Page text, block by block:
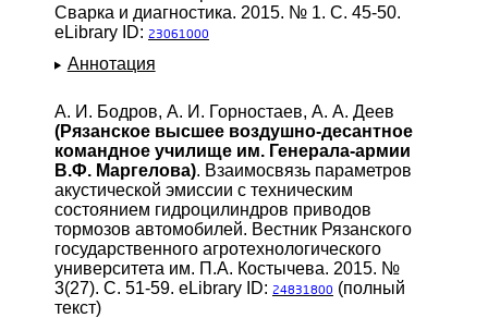
Сварка и диагностика. 2015. № 1. С. 45-50.
eLibrary ID: 23061000
Аннотация
А. И. Бодров, А. И. Горностаев, А. А. Деев
(Рязанское высшее воздушно-десантное
командное училище им. Генерала-армии
В.Ф. Maргeловa). Взаимосвязь параметров
акустической эмиссии с техническим
состоянием гидроцилиндров приводов
тормозов автомобилей. Вестник Рязанского
государственного агротехнологического
университета им. П.А. Костычева. 2015. №
3(27). С. 51-59. eLibrary ID: 24831800 (полный
текст)